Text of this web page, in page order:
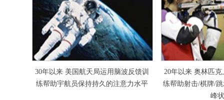
30年以来 美国航天局运用脑波反馈训
练帮助宇航员保持持久的注意力水平
20年以来 奥林匹
练帮助射击/棋牌/
峰